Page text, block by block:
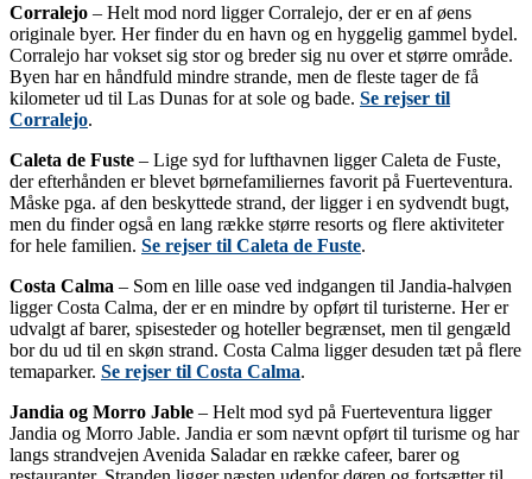
Corralejo – Helt mod nord ligger Corralejo, der er en af øens
originale byer. Her finder du en havn og en hyggelig gammel bydel.
Corralejo har vokset sig stor og breder sig nu over et større område.
Byen har en håndfuld mindre strande, men de fleste tager de få
kilometer ud til Las Dunas for at sole og bade. Se rejser til
Corralejo.
Caleta de Fuste – Lige syd for lufthavnen ligger Caleta de Fuste,
der efterhånden er blevet børnefamiliernes favorit på Fuerteventura.
Måske pga. af den beskyttede strand, der ligger i en sydvendt bugt,
men du finder også en lang række større resorts og flere aktiviteter
for hele familien. Se rejser til Caleta de Fuste.
Costa Calma – Som en lille oase ved indgangen til Jandia-halvøen
ligger Costa Calma, der er en mindre by opført til turisterne. Her er
udvalgt af barer, spisesteder og hoteller begrænset, men til gengæld
bor du ud til en skøn strand. Costa Calma ligger desuden tæt på flere
temaparker. Se rejser til Costa Calma.
Jandia og Morro Jable – Helt mod syd på Fuerteventura ligger
Jandia og Morro Jable. Jandia er som nævnt opført til turisme og har
langs strandvejen Avenida Saladar en række cafeer, barer og